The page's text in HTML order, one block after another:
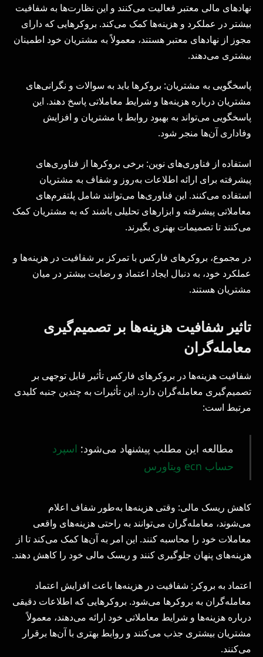
نهادهای مالی معتبر فعالیت می‌کنند و این نظارت‌ها به شفافیت
بیشتر در عملکرد و هزینه‌ها کمک می‌کند. بروکرهایی که دارای
مجوز از نهادهای معتبر هستند، معمولاً به مشتریان خود اطمینان
بیشتری می‌دهند.
پاسخگویی به مشتریان: بروکرها باید به سوالات و نگرانی‌های
مشتریان درباره هزینه‌ها و شرایط معاملاتی پاسخ دهند. این
پاسخگویی می‌تواند به بهبود روابط با مشتریان و افزایش
وفاداری آن‌ها منجر شود.
استفاده از فناوری‌های نوین: برخی بروکرها از فناوری‌های
پیشرفته برای ارائه اطلاعات به‌روز و شفاف به مشتریان
استفاده می‌کنند. این فناوری‌ها می‌توانند شامل پلتفرم‌های
معاملاتی پیشرفته و ابزارهای تحلیلی باشند که به مشتریان کمک
می‌کنند تا تصمیمات بهتری بگیرند.
در مجموع، بروکرهای فارکس با تمرکز بر شفافیت در هزینه‌ها و
عملکرد خود، به دنبال ایجاد اعتماد و رضایت بیشتر در میان
مشتریان هستند.
تاثیر شفافیت هزینه‌ها بر تصمیم‌گیری
معامله‌گران
شفافیت هزینه‌ها در بروکرهای فارکس تأثیر قابل توجهی بر
تصمیم‌گیری معامله‌گران دارد. این تأثیرات به چندین جنبه کلیدی
مرتبط است:
مطالعه این مطلب پیشنهاد می‌شود: اسپرد
حساب ecn ویتاورس
کاهش ریسک مالی: وقتی هزینه‌ها به‌طور شفاف اعلام
می‌شوند، معامله‌گران می‌توانند به راحتی هزینه‌های واقعی
معاملات خود را محاسبه کنند. این امر به آن‌ها کمک می‌کند تا از
هزینه‌های پنهان جلوگیری کنند و ریسک مالی خود را کاهش دهند.
اعتماد به بروکر: شفافیت در هزینه‌ها باعث افزایش اعتماد
معامله‌گران به بروکرها می‌شود. بروکرهایی که اطلاعات دقیقی
درباره هزینه‌ها و شرایط معاملاتی خود ارائه می‌دهند، معمولاً
مشتریان بیشتری جذب می‌کنند و روابط بهتری با آن‌ها برقرار
می‌کنند.